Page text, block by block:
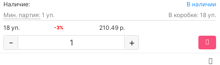
Наличие:
В наличии
Мин. партия: 1 уп.
В коробке: 18 уп.
18 уп.
-3% 210.49 р.
+
-